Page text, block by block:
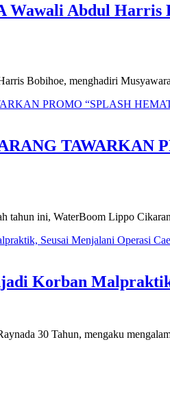
Abdul Harris
Bobihoe, menghadiri
TAWARKAN
tahun ini, WaterBoom Lippo
Korban
30 Tahun, mengaku